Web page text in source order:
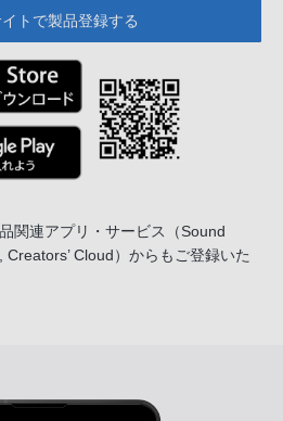
トで製品登録する
関連アプリ・サービス
（Sound
Cloud）からもご登録いた